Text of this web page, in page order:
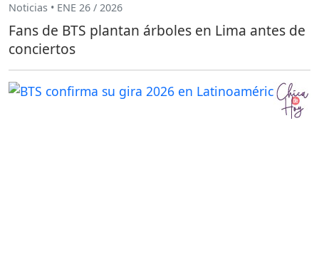
Noticias • ENE 26 / 2026
Fans de BTS plantan árboles en Lima antes de
conciertos